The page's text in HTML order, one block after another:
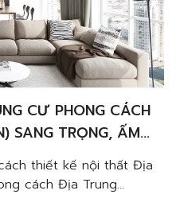
CƯ PHONG CÁCH
SANG TRỌNG, ẤM
thiết kế nội thất Địa
cách Địa Trung